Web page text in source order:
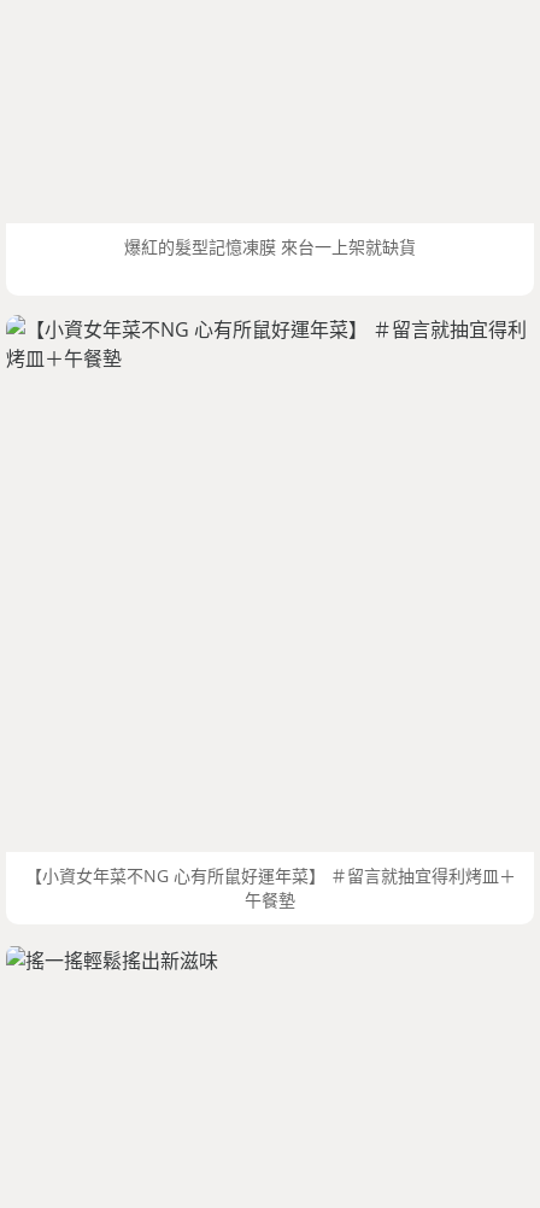
爆紅的髮型記憶凍膜 來台一上架就缺貨
【小資女年菜不NG 心有所鼠好運年菜】 ＃留言就抽宜得利烤皿＋
午餐墊